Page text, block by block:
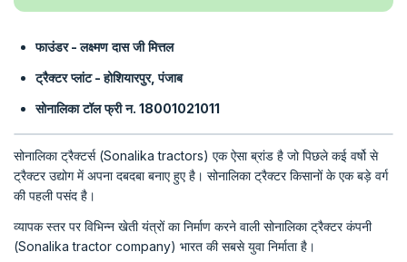
फाउंडर -लक्ष्मण दास जी मित्तल
ट्रैक्टर प्लांट-होशियारपुर, पंजाब
सोनालिका टॉल फ्री न. 18001021011
सोनालिका ट्रैक्टर्स (Sonalika tractors) एक ऐसा ब्रांड है जो पिछले कई वर्षो से
ट्रैक्टर उद्योग में अपना दबदबा बनाए हुए है। सोनालिका ट्रैक्टर किसानों के एक बड़े वर्ग
की पहली पसंद है।
व्यापक स्तर पर विभिन्न खेती यंत्रों का निर्माण करने वाली सोनालिका ट्रैक्टर कंपनी
(Sonalika tractor company) भारत की सबसे युवा निर्माता है।